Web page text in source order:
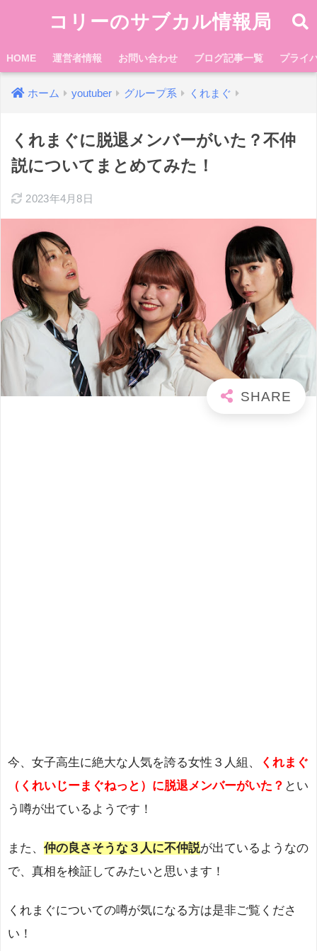
コリーのサブカル情報局
HOME 運営者情報 お問い合わせ ブログ記事一覧 プライ
ホーム youtuber グループ系 くれまぐ
くれまぐに脱退メンバーがいた？不仲
説についてまとめてみた！
2023年4月8日
今、女子高生に絶大な人気を誇る女性３人組、
くれまぐ
（くれいじーまぐねっと）に脱退メンバーがいた？ とい
う噂が出ているようです！
また、 仲の良さそうな３人に不仲説が出ているようなの
で、真相を検証してみたいと思います！
くれまぐについての噂が気になる方は是非ご覧くださ
い！